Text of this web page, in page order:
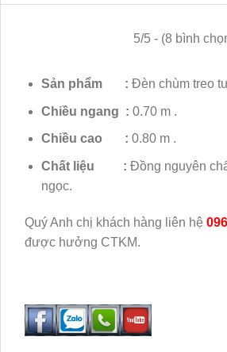
5/5 - (8 bình
Sản phẩm : Đèn chùm treo
Chiều ngang : 0.70 m .
Chiều cao : 0.80 m .
Chất liệu : Đồng nguyên
ngọc.
Quý Anh chị khách hàng liên hệ
được hưởng CTKM.